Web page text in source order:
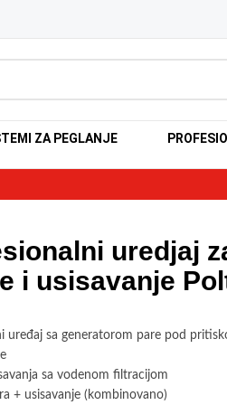
ZA PEGLANJE
uredjaj
i usisavanje
uređaj sa generatorom pare pod
sa vodenom filtracijom
+ usisavanje (kombinovano)